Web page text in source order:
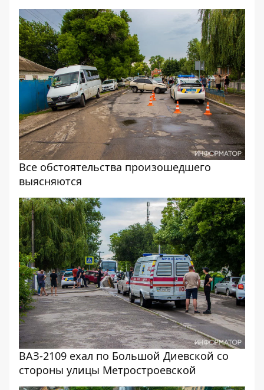
Все обстоятельства произошедшего
выясняются
ВАЗ-2109 ехал по Большой Диевской со
стороны улицы Метростроевской